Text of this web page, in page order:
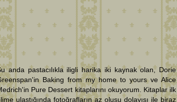
anda pastacılıkla iligli harika iki kaynak olan, Dorie
Baking from my home to yours ve Alice
Pure Dessert kitaplarını okuyorum. Kitaplar ilk
ulaştığında fotoğrafların az oluşu dolayısı ile biraz